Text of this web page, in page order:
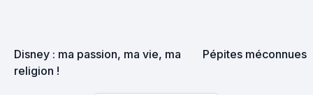
Disney : ma passion, ma vie, ma
religion !
Pépites méconnues